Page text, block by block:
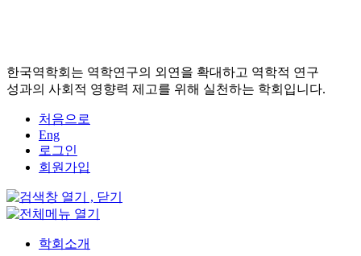
한국역학회는 역학연구의 외연을 확대하고 역학적 연구
성과의 사회적 영향력 제고를 위해 실천하는 학회입니다.
처음으로
Eng
로그인
회원가입
학회소개